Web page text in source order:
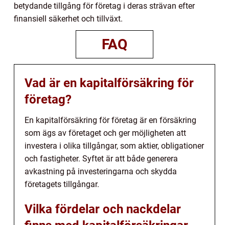
betydande tillgång för företag i deras strävan efter
finansiell säkerhet och tillväxt.
FAQ
Vad är en kapitalförsäkring för
företag?
En kapitalförsäkring för företag är en försäkring
som ägs av företaget och ger möjligheten att
investera i olika tillgångar, som aktier, obligationer
och fastigheter. Syftet är att både generera
avkastning på investeringarna och skydda
företagets tillgångar.
Vilka fördelar och nackdelar